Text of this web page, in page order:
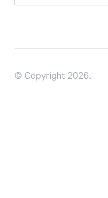
© Copyright 2026.